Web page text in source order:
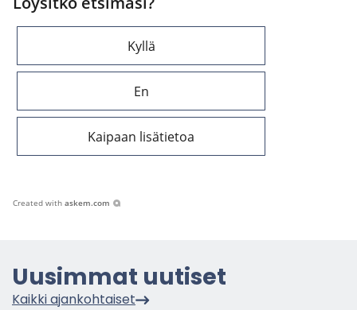
Kyllä
En
Kaipaan lisätietoa
Created with askem.com
Uusim­mat uu­ti­set
Kaik­ki ajan­koh­tai­set